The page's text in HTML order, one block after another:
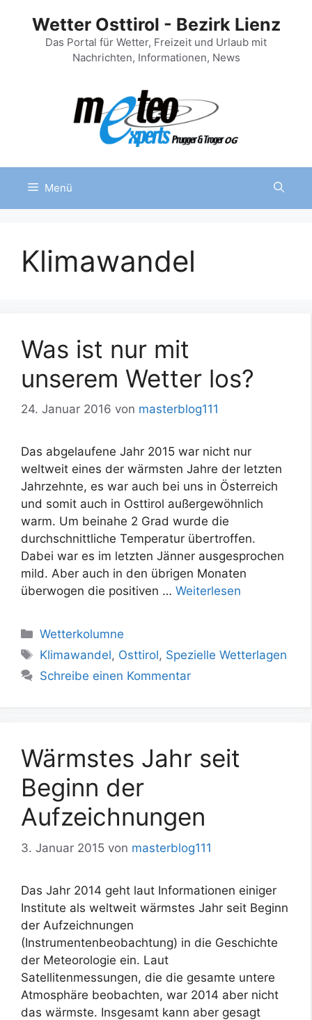
springen
Wetter Osttirol - Bezirk Lienz
Das Portal für Wetter, Freizeit und Urlaub mit
Nachrichten, Informationen, News
Menü
Klimawandel
Was ist nur mit
unserem Wetter los?
24. Januar 2016 von masterblog111
Das abgelaufene Jahr 2015 war nicht nur
weltweit eines der wärmsten Jahre der letzten
Jahrzehnte, es war auch bei uns in Österreich
und somit auch in Osttirol außergewöhnlich
warm. Um beinahe 2 Grad wurde die
durchschnittliche Temperatur übertroffen.
Dabei war es im letzten Jänner ausgesprochen
mild. Aber auch in den übrigen Monaten
überwogen die positiven … Weiterlesen
Kategorien
Wetterkolumne
Schlagwörter
Klimawandel, Osttirol, Spezielle Wetterlagen
Schreibe einen Kommentar
Wärmstes Jahr seit
Beginn der
Aufzeichnungen
3. Januar 2015 von masterblog111
Das Jahr 2014 geht laut Informationen einiger
Institute als weltweit wärmstes Jahr seit Beginn
der Aufzeichnungen
(Instrumentenbeobachtung) in die Geschichte
der Meteorologie ein. Laut
Satellitenmessungen, die die gesamte untere
Atmosphäre beobachten, war 2014 aber nicht
das wärmste. Insgesamt kann aber gesagt